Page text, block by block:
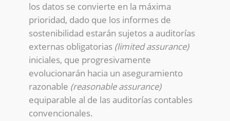
los datos se convierte en la máxima
prioridad, dado que los informes de
sostenibilidad estarán sujetos a auditorías
externas obligatorias (limited assurance)
iniciales, que progresivamente
evolucionarán hacia un aseguramiento
razonable (reasonable assurance)
equiparable al de las auditorías contables
convencionales.